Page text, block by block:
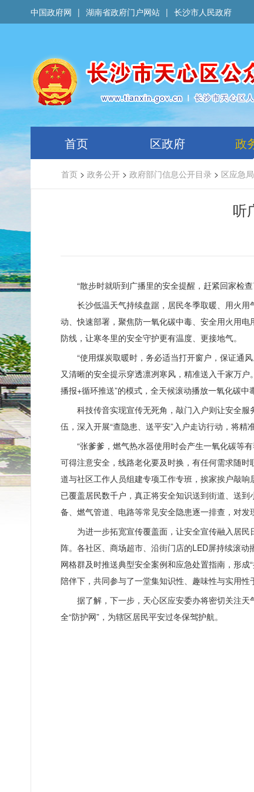
中国政府网 | 湖南省政府门户网站 | 长沙市人民政府
首页 区政府 政
首页 > 政务公开 > 政府部门信息公开目录 > 区应急局
听
“散步时就听到广播里的安全提醒，赶紧回家检
长沙低温天气持续盘踞，居民冬季取暖、用火
动、快速部署，聚焦防一氧化碳中毒、安全用火用
防线，让寒冬里的安全守护更有温度、更接地气。
“使用煤炭取暖时，务必适当打开窗户，保证通
又清晰的安全提示穿透凛冽寒风，精准送入千家万
播报+循环推送”的模式，全天候滚动播放一氧化碳
科技传音实现宣传无死角，敲门入户则让安全
伍，深入开展“查隐患、送平安”入户走访行动，将精
“张爹爹，燃气热水器使用时会产生一氧化碳等
可得注意安全，线路老化要及时换，有任何需求随
道与社区工作人员组建专项工作专班，挨家挨户敲
已覆盖居民数千户，真正将安全知识送到街道、送
备、燃气管道、电路等常见安全隐患逐一排查，对发
为进一步拓宽宣传覆盖面，让安全宣传融入居
阵。各社区、商场超市、沿街门店的LED屏持续滚动
网格群及时推送典型安全案例和应急处置指南，形
陪伴下，共同参与了一堂集知识性、趣味性与实用性
据了解，下一步，天心区应安委办将密切关注
全“防护网”，为辖区居民平安过冬保驾护航。